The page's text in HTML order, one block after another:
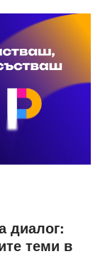
диалог:
теми в